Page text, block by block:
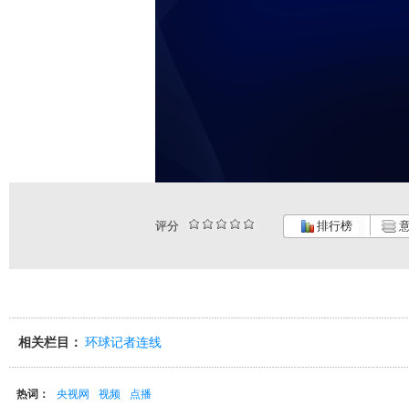
评分 排行榜
相关栏目： 环球记者连线
热词： 央视网 视频 点播